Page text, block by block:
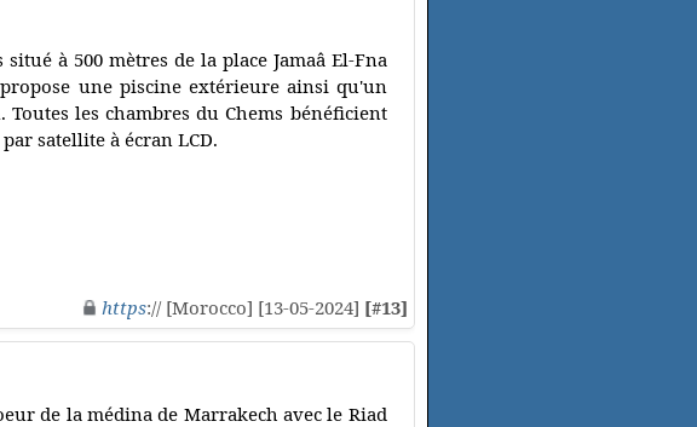
à 500 mètres de la place Jamaâ El-Fna
une piscine extérieure ainsi qu'un
les chambres du Chems bénéficient
satellite à écran LCD.
https:// [Morocco] [13-05-2024] [#13]
de la médina de Marrakech avec le Riad